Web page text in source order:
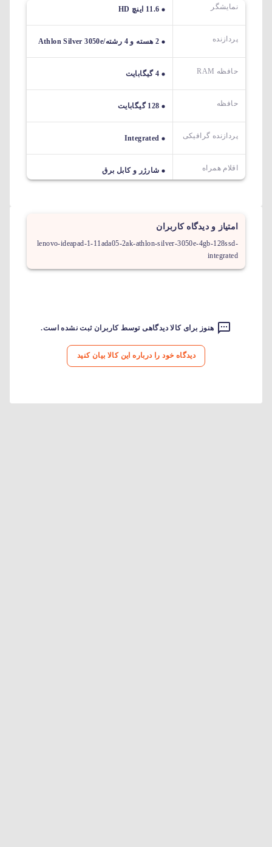
نمایشگر 11.6 اینچ HD
پردازنده 2 هسته و 4 رشته/Athlon Silver 3050e
حافظه RAM 4 گیگابایت
حافظه 128 گیگابایت
پردازنده گرافیکی Integrated
اقلام همراه شارژر و کابل برق
امتیاز و دیدگاه کاربران
lenovo-ideapad-1-11ada05-2ak-athlon-silver-3050e-4gb-128ssd-
integrated
هنوز برای کالا دیدگاهی توسط کاربران ثبت نشده است.
دیدگاه خود را درباره این کالا بیان کنید